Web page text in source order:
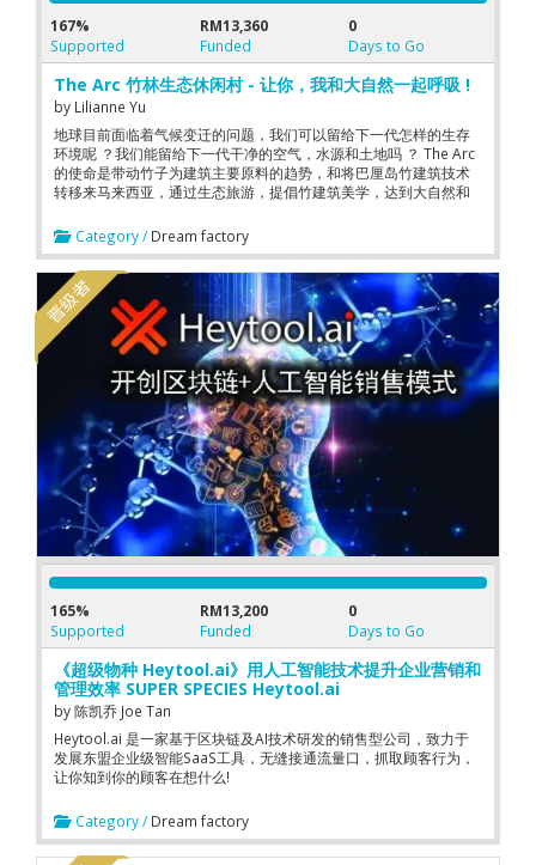
167%
Supported
RM13,360
Funded
0
Days to Go
The Arc 竹林生态休闲村 - 让你，我和大自然一起呼吸 !
by Lilianne Yu
地球目前面临着气候变迁的问题，我们可以留给下一代怎样的生存
环境呢 ？我们能留给下一代干净的空气，水源和土地吗 ？ The Arc
的使命是带动竹子为建筑主要原料的趋势，和将巴厘岛竹建筑技术
转移来马来西亚，通过生态旅游，提倡竹建筑美学，达到大自然和
Category / Dream factory
165%
Supported
RM13,200
Funded
0
Days to Go
《超级物种 Heytool.ai》用人工智能技术提升企业营销和
管理效率 SUPER SPECIES Heytool.ai
by陈凯乔 Joe Tan
Heytool.ai 是一家基于区块链及AI技术研发的销售型公司，致力于
发展东盟企业级智能SaaS工具，无缝接通流量口，抓取顾客行为，
让你知到你的顾客在想什么!
Category / Dream factory